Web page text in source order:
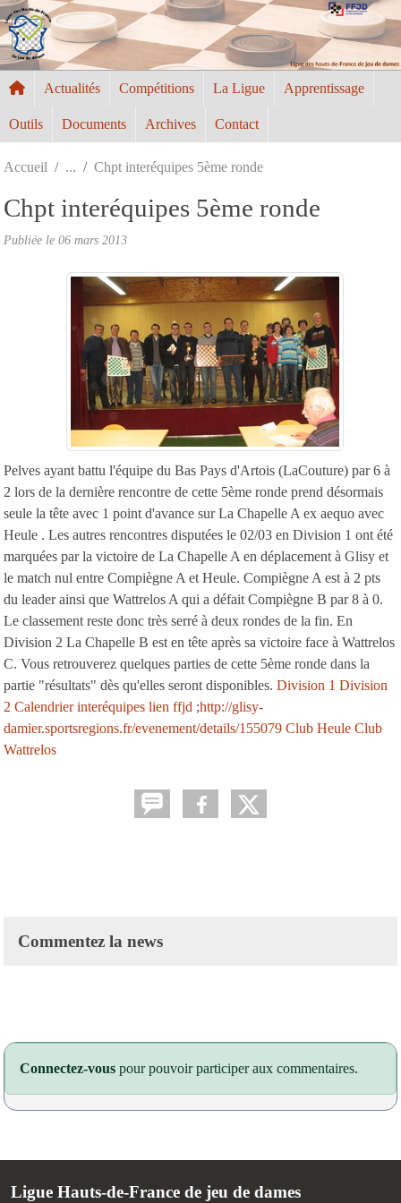
Actualités Compétitions La Ligue Apprentissage
Outils Documents Archives Contact
Accueil Chpt interéquipes 5ème ronde
Chpt interéquipes 5ème ronde
Publiée le 06 mars 2013
Pelves ayant battu l'équipe du Bas Pays d'Artois (LaCouture) par 6 à
2 lors de la dernière rencontre de cette 5ème ronde prend désormais
seule la tête avec 1 point d'avance sur La Chapelle A ex aequo avec
Heule . Les autres rencontres disputées le 02/03 en Division 1 ont été
marquées par la victoire de La Chapelle A en déplacement à Glisy et
le match nul entre Compiègne A et Heule. Compiègne A est à 2 pts
du leader ainsi que Wattrelos A qui a défait Compiègne B par 8 à 0.
Le classement reste donc très serré à deux rondes de la fin. En
Division 2 La Chapelle B est en tête après sa victoire face à Wattrelos
C. Vous retrouverez quelques parties de cette 5ème ronde dans la
partie "résultats" dès qu'elles seront disponibles. Division 1 Division
2 Calendrier interéquipes lien ffjd ;http://glisy-
damier.sportsregions.fr/evenement/details/155079 Club Heule Club
Wattrelos
Commentez la news
Connectez-vous pour pouvoir participer aux commentaires.
Ligue Hauts-de-France de jeu de dames
Panneau de gestion des cookies